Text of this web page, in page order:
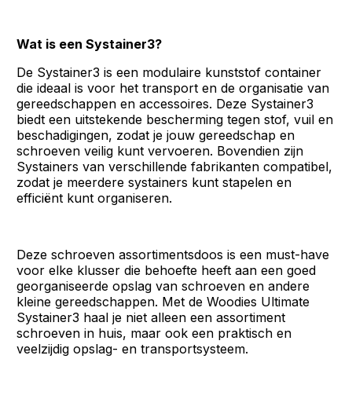
Wat is een Systainer3?
De Systainer3 is een modulaire kunststof container
die ideaal is voor het transport en de organisatie van
gereedschappen en accessoires. Deze Systainer3
biedt een uitstekende bescherming tegen stof, vuil en
beschadigingen, zodat je jouw gereedschap en
schroeven veilig kunt vervoeren. Bovendien zijn
Systainers van verschillende fabrikanten compatibel,
zodat je meerdere systainers kunt stapelen en
efficiënt kunt organiseren.
Deze schroeven assortimentsdoos is een must-have
voor elke klusser die behoefte heeft aan een goed
georganiseerde opslag van schroeven en andere
kleine gereedschappen. Met de Woodies Ultimate
Systainer3 haal je niet alleen een assortiment
schroeven in huis, maar ook een praktisch en
veelzijdig opslag- en transportsysteem.